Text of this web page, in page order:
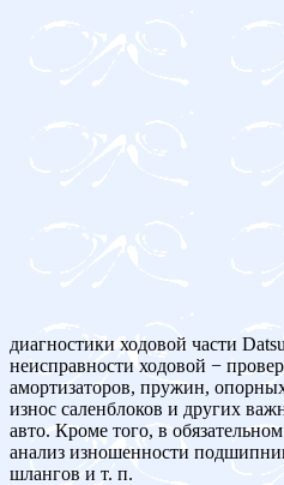
диагностики ходовой части
неисправности ходовой −
амортизаторов, пружин,
износ саленблоков и других
авто. Кроме того, в
анализ изношенности
шлангов и т. п.